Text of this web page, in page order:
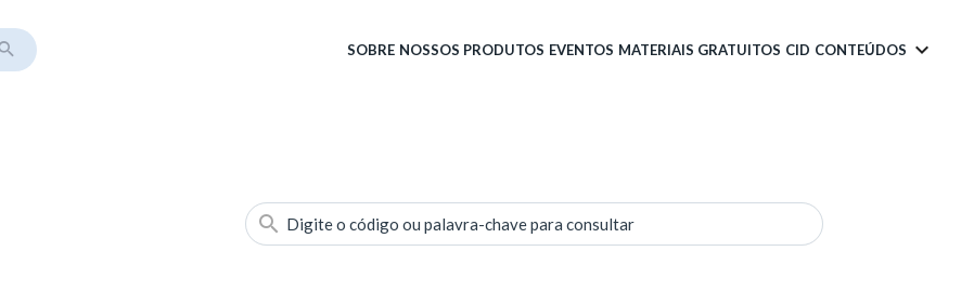
SOBRE NOSSOS PRODUTOS EVENTOS MATERIAIS GRATUITOS CID CONTEÚDOS
Digite o código ou palavra-chave para consultar